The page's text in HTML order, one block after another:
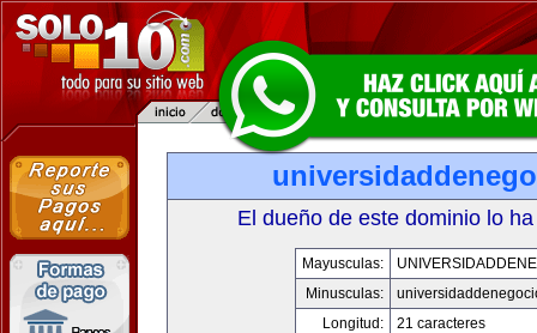
El dueño de este dominio lo
Mayusculas:
Minusculas:
Longitud:
21 caracteres